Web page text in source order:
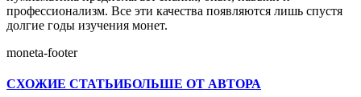
профессионализм. Все эти качества появляются лишь спустя
долгие годы изучения монет.
moneta-footer
СХОЖИЕ СТАТЬИБОЛЬШЕ ОТ АВТОРА